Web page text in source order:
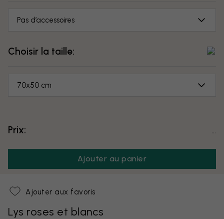
Pas d’accessoires
Choisir la taille:
70x50 cm
Prix:
Ajouter au panier
Ajouter aux favoris
Lys roses et blancs